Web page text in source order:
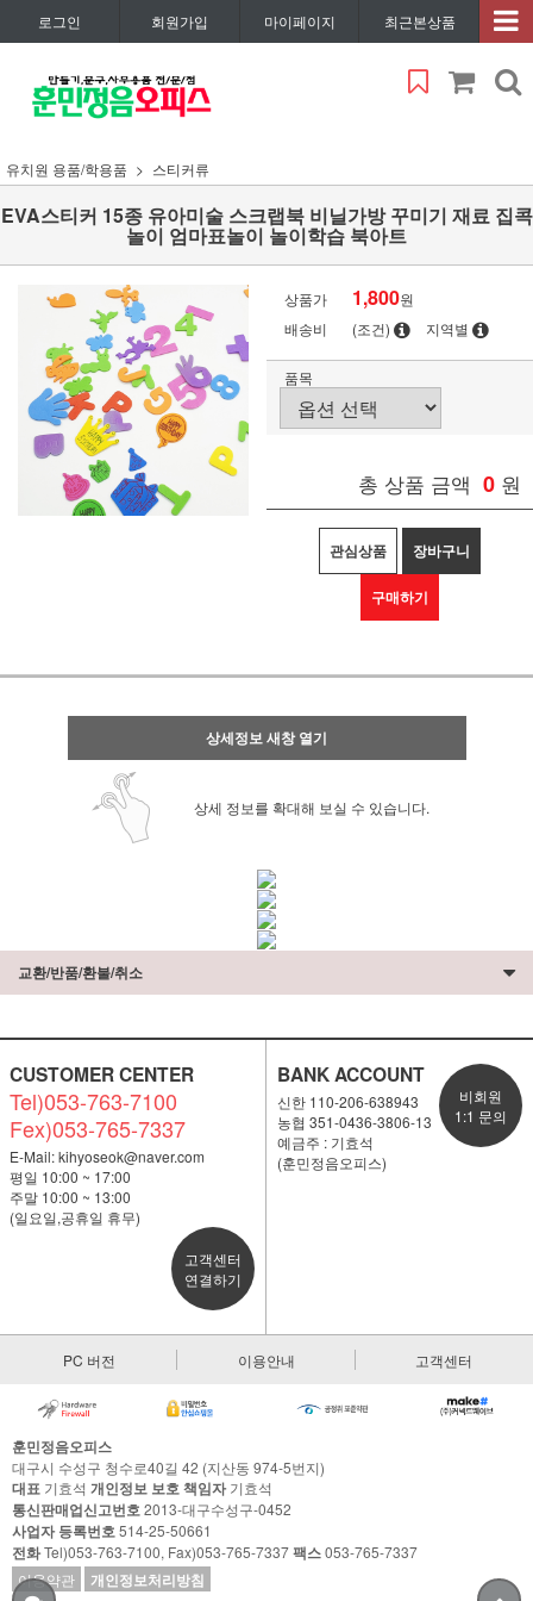
로그인 회원가입 마이페이지 최근본상품
유치원 용품/학용품 스티커류
EVA스티커 15종 유아미술 스크랩북 비닐가방 꾸미기 재료 집콕
놀이 엄마표놀이 놀이학습 북아트
상품가 1,800원
배송비
(조건) 지역별
품목
총 상품 금액 0 원
관심상품 장바구니
구매하기
상세정보 새창 열기
상세 정보를 확대해 보실 수 있습니다.
교환/반품/환불/취소
CUSTOMER CENTER
Tel)053-763-7100
Fex)053-765-7337
E-Mail:kihyoseok@naver.com
평일 10:00 ~ 17:00
주말 10:00 ~ 13:00
(일요일,공휴일 휴무)
고객센터
연결하기
BANK ACCOUNT
신한 110-206-638943
농협 351-0436-3806-13
예금주 : 기효석
(훈민정음오피스)
비회원
1:1 문의
PC 버전 이용안내 고객센터
훈민정음오피스
대구시 수성구 청수로40길 42 (지산동 974-5번지)
대표 기효석 개인정보 보호 책임자기효석
통신판매업신고번호2013-대구수성구-0452
사업자 등록번호514-25-50661
전화Tel)053-763-7100, Fax)053-765-7337팩스053-765-7337
이용약관
개인정보처리방침